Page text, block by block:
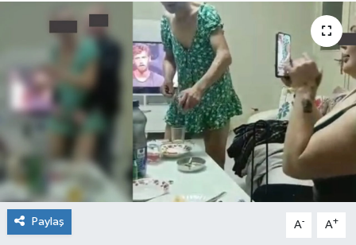
Paylaş A- A+
Siyaset
YAŞAM
Zonguldak